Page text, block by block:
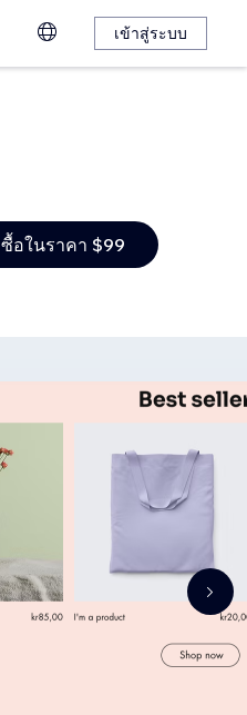
เข้าสู่ระบบ
ซื้อในราคา $99